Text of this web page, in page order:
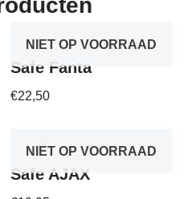
NIET OP VOORRAAD
Safe Fanta
€22,50
NIET OP VOORRAAD
Safe AJAX